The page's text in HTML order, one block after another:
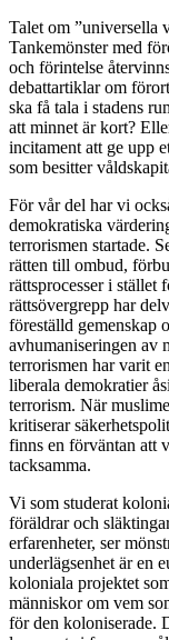
Talet om ”universella
Tankemönster med
och förintelse
debattartiklar om
ska få tala i stadens
att minnet är kort?
incitament att ge upp
som besitter
För vår del har vi
demokratiska
terrorismen startade.
rätten till ombud,
rättsprocesser i stället
rättsövergrepp har
föreställd gemenskap
avhumaniseringen av
terrorismen har varit
liberala demokratier
terrorism. När
kritiserar
finns en förväntan att
tacksamma.
Vi som studerat
föräldrar och
erfarenheter, ser
underlägsenhet är en
koloniala projektet
människor om vem
för den koloniserade.